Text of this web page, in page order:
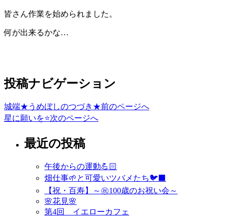
皆さん作業を始められました。
何が出来るかな…
投稿ナビゲーション
城端★うめぼしのつづき★前のページへ
星に願いを⭐️次のページへ
最近の投稿
午後からの運動💪🏻
畑仕事🌱と可愛いツバメたち🐦‍⬛
【祝・百寿】～㊗️100歳のお祝い会～
🌸花見🌸
第4回 イエローカフェ